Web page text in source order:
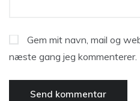
Gem mit navn, mail og
næste gang jeg kommenterer.